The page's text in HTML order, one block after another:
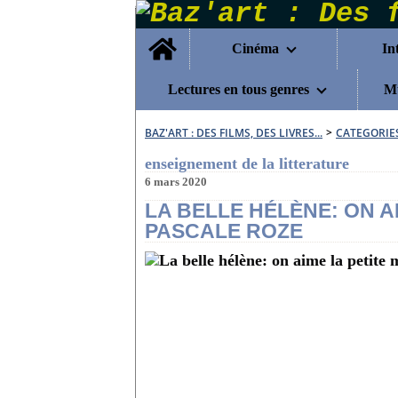
Home
Cinéma
Lectures en tous genres
BAZ'ART : DES FILMS, DES LIVRES... >
enseignement de la litterature
6 mars 2020
LA BELLE HÉLÈNE: ON
PASCALE ROZE